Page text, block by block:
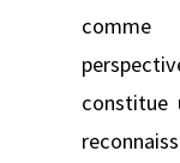
comme
constitue